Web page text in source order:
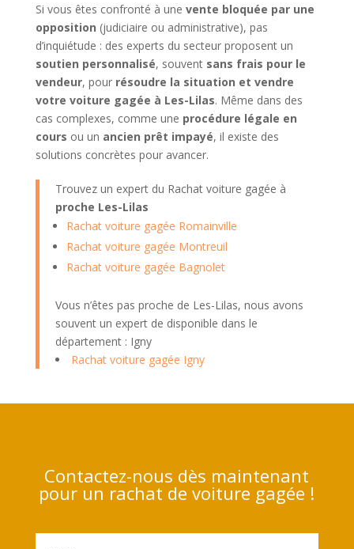
Si vous êtes confronté à une vente bloquée par une
opposition (judiciaire ou administrative), pas
d’inquiétude : des experts du secteur proposent un
soutien personnalisé, souvent sans frais pour le
vendeur, pour résoudre la situation et vendre
votre voiture gagée à Les-Lilas. Même dans des
cas complexes, comme une procédure légale en
cours ou un ancien prêt impayé, il existe des
solutions concrètes pour avancer.
Trouvez un expert du Rachat voiture gagée à
proche Les-Lilas
Rachat voiture gagée Romainville
Rachat voiture gagée Montreuil
Rachat voiture gagée Bagnolet
Vous n’êtes pas proche de Les-Lilas, nous avons
souvent un expert de disponible dans le
département : Igny
Rachat voiture gagée Igny
Contactez-nous dès maintenant
pour un rachat de voiture gagée !